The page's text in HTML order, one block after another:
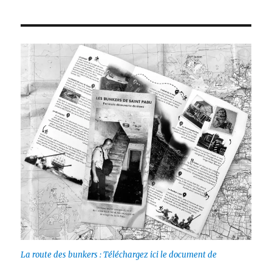
La route des bunkers : Téléchargez ici le document de